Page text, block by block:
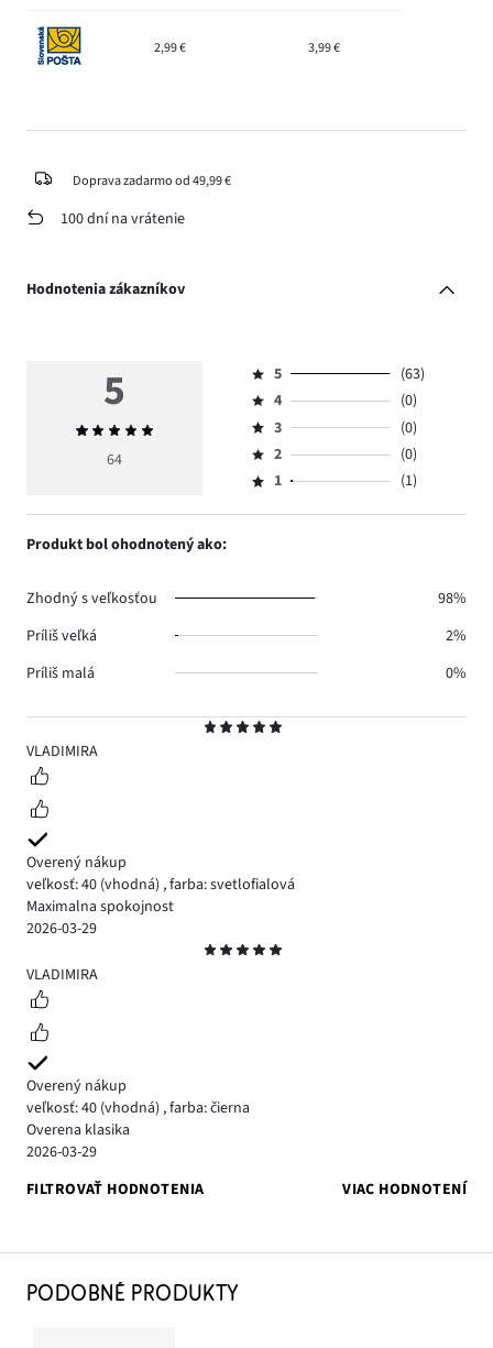
2,99 € 3,99 €
Doprava zadarmo od 49,99 €
100 dní na vrátenie
Hodnotenia zákazníkov
5
VLADIMIRA
Overený nákup
veľkosť: 40 (vhodná) ,farba: svetlofialová
Maximalna spokojnost
2026-03-29
5
VLADIMIRA
Overený nákup
veľkosť: 40 (vhodná) ,farba: čierna
Overena klasika
2026-03-29
FILTROVAŤ HODNOTENIA
VIAC HODNOTENÍ
5
Priemerné
hodnotenie
64
Hodnotenie
5,
počet
hlasov
63.
5
(63)
Hodnotenie
4,
počet
hlasov
4
(0)
Hodnotenie
3,
počet
3
(0)
Hodnotenie
2,
2
(0)
Hodnotenie
1,
1 (1)
Produkt bol ohodnotený ako:
Zhodný s veľkosťou
98%
Príliš veľká
2%
Príliš malá
0%
PODOBNÉ PRODUKTY